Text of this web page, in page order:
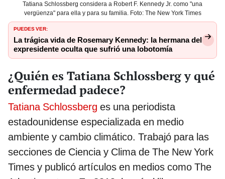
Tatiana Schlossberg considera a Robert F. Kennedy Jr. como "una
vergüenza" para ella y para su familia. Foto: The New York Times
PUEDES VER:
La trágica vida de Rosemary Kennedy: la hermana del
expresidente oculta que sufrió una lobotomía
¿Quién es Tatiana Schlossberg y qué
enfermedad padece?
Tatiana Schlossberg es una periodista
estadounidense especializada en medio
ambiente y cambio climático. Trabajó para las
secciones de Ciencia y Clima de The New York
Times y publicó artículos en medios como The